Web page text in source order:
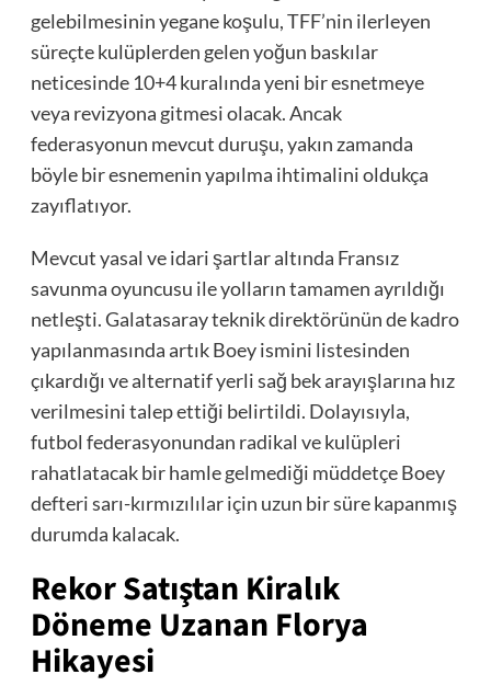
gelebilmesinin yegane koşulu, TFF’nin ilerleyen
süreçte kulüplerden gelen yoğun baskılar
neticesinde 10+4 kuralında yeni bir esnetmeye
veya revizyona gitmesi olacak. Ancak
federasyonun mevcut duruşu, yakın zamanda
böyle bir esnemenin yapılma ihtimalini oldukça
zayıflatıyor.
Mevcut yasal ve idari şartlar altında Fransız
savunma oyuncusu ile yolların tamamen ayrıldığı
netleşti. Galatasaray teknik direktörünün de kadro
yapılanmasında artık Boey ismini listesinden
çıkardığı ve alternatif yerli sağ bek arayışlarına hız
verilmesini talep ettiği belirtildi. Dolayısıyla,
futbol federasyonundan radikal ve kulüpleri
rahatlatacak bir hamle gelmediği müddetçe Boey
defteri sarı-kırmızılılar için uzun bir süre kapanmış
durumda kalacak.
Rekor Satıştan Kiralık
Döneme Uzanan Florya
Hikayesi